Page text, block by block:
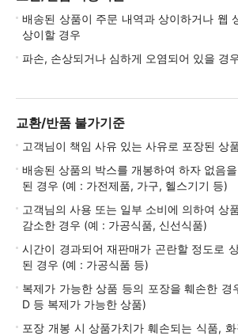
배송된 상품이 주문 내역과 상이하거나 웹
상이할 경우
파손, 손상되거나 심하게 오염되어 있을 경
교환/반품 불가기준
고객님이 책임 사유 있는 사유로 포장된 상
배송된 상품의 박스를 개봉하여 하자 없음
된 경우 (예 : 가전제품, 가구, 헬스기기 등)
고객님의 사용 또는 일부 소비에 의하여 상
감소한 경우 (예 : 가공식품, 신선식품)
시간이 경과되어 재판매가 곤란할 정도로
된 경우 (예 : 가공식품 등)
복제가 가능한 상품 등의 포장을 훼손한 경
D 등 복제가 가능한 상품)
포장 개봉 시 상품가치가 훼손되는 식품,